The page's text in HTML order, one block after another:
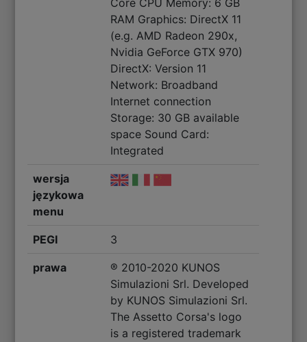
Core CPU Memory: 6 GB
RAM Graphics: DirectX 11
(e.g. AMD Radeon 290x,
Nvidia GeForce GTX 970)
DirectX: Version 11
Network: Broadband
Internet connection
Storage: 30 GB available
space Sound Card:
Integrated
wersja
językowa
menu
PEGI 3
prawa
® 2010-2020 KUNOS
Simulazioni Srl. Developed
by KUNOS Simulazioni Srl.
The Assetto Corsa's logo
is a registered trademark